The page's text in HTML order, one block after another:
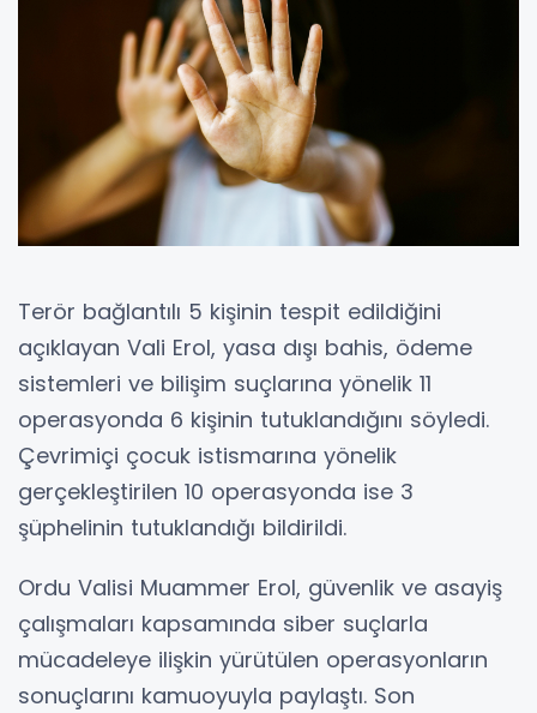
Terör bağlantılı 5 kişinin tespit edildiğini
açıklayan Vali Erol, yasa dışı bahis, ödeme
sistemleri ve bilişim suçlarına yönelik 11
operasyonda 6 kişinin tutuklandığını söyledi.
Çevrimiçi çocuk istismarına yönelik
gerçekleştirilen 10 operasyonda ise 3
şüphelinin tutuklandığı bildirildi.
Ordu Valisi Muammer Erol, güvenlik ve asayiş
çalışmaları kapsamında siber suçlarla
mücadeleye ilişkin yürütülen operasyonların
sonuçlarını kamuoyuyla paylaştı. Son